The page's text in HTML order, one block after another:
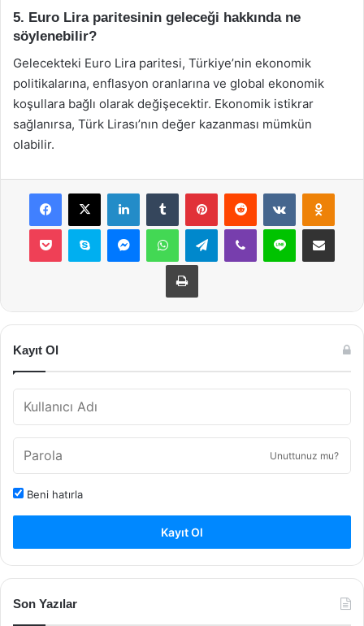
5. Euro Lira paritesinin geleceği hakkında ne
söylenebilir?
Gelecekteki Euro Lira paritesi, Türkiye’nin ekonomik
politikalarına, enflasyon oranlarına ve global ekonomik
koşullara bağlı olarak değişecektir. Ekonomik istikrar
sağlanırsa, Türk Lirası’nın değer kazanması mümkün
olabilir.
Facebook
X LinkedInTumblr PinterestReddit VKontakte
Pocket Skype MessengerWhatsAppTelegramViber Line E-Posta ile
Yazdır
Kayıt Ol
Unuttunuz mu?
Beni hatırla
Kayıt Ol
Son Yazılar